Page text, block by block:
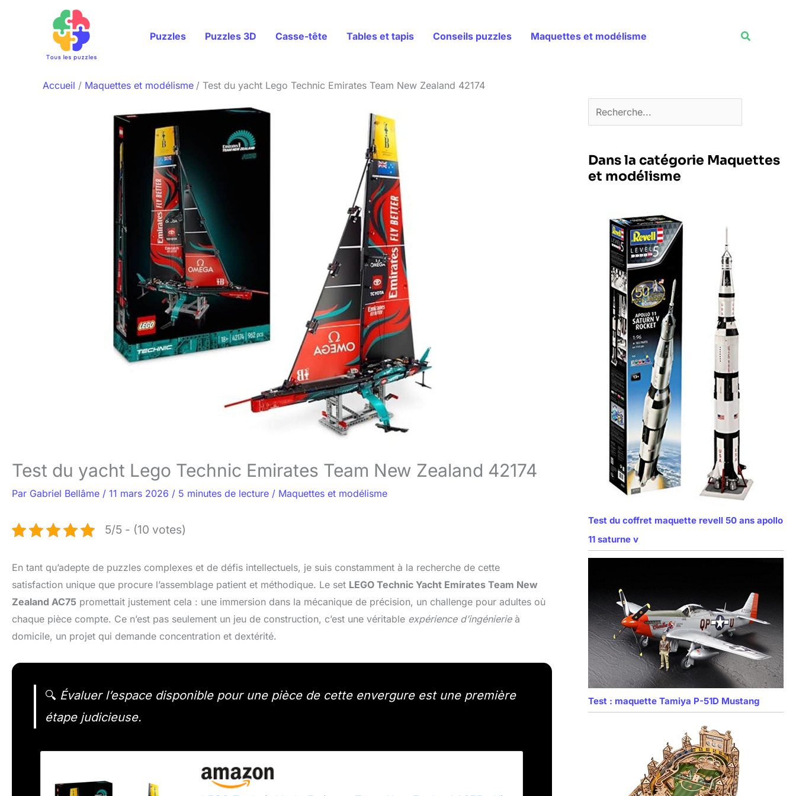
Puzzles Puzzles 3D Casse-tête Tables et tapis Conseils puzzles Maquettes et modélisme
Accueil Maquettes et modélisme Test du yacht Lego Technic Emirates Team New Zealand 42174
Test du yacht Lego Technic Emirates Team New Zealand 42174
Par Gabriel Bellâme / 11 mars 2026 / 5 minutes de lecture / Maquettes et modélisme
5/5 - (10 votes)
En tant qu’adepte de puzzles complexes et de défis intellectuels, je suis constamment à la recherche de cette
satisfaction unique que procure l’assemblage patient et méthodique. Le set LEGO Technic Yacht Emirates Team New
Zealand AC75 promettait justement cela : une immersion dans la mécanique de précision, un challenge pour adultes où
chaque pièce compte. Ce n’est pas seulement un jeu de construction, c’est une véritable expérience d’ingénierieà
domicile, un projet qui demande concentration et dextérité.
🔍 Évaluer l’espace disponible pour une pièce de cette envergure est une première
étape judicieuse.
Dans la catégorie Maquettes
et modélisme
Test du coffret maquette revell 50 ans apollo
11 saturne v
Test : maquette Tamiya P-51D Mustang